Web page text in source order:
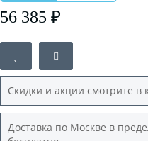
56 385 ₽
Скидки и акции смотрите в
Доставка по Москве в